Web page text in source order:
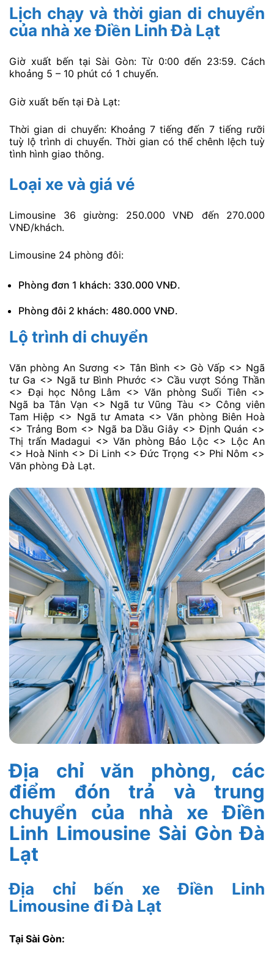
Lịch chạy và thời gian di chuyển
của nhà xe Điền Linh Đà Lạt
Giờ xuất bến tại Sài Gòn: Từ 0:00 đến 23:59. Cách
khoảng 5 – 10 phút có 1 chuyến.
Giờ xuất bến tại Đà Lạt:
Thời gian di chuyển: Khoảng 7 tiếng đến 7 tiếng rưỡi
tuỳ lộ trình di chuyển. Thời gian có thể chênh lệch tuỳ
tình hình giao thông.
Loại xe và giá vé
Limousine 36 giường: 250.000 VNĐ đến 270.000
VNĐ/khách.
Limousine 24 phòng đôi:
Phòng đơn 1 khách: 330.000 VNĐ.
Phòng đôi 2 khách: 480.000 VNĐ.
Lộ trình di chuyển
Văn phòng An Sương <> Tân Bình <> Gò Vấp <> Ngã
tư Ga <> Ngã tư Bình Phước <> Cầu vượt Sóng Thần
<> Đại học Nông Lâm <> Văn phòng Suối Tiên <>
Ngã ba Tân Vạn <> Ngã tư Vũng Tàu <> Công viên
Tam Hiệp <> Ngã tư Amata <> Văn phòng Biên Hoà
<> Trảng Bom <> Ngã ba Dầu Giây <> Định Quán <>
Thị trấn Madagui <> Văn phòng Bảo Lộc <> Lộc An
<> Hoà Ninh <> Di Linh <> Đức Trọng <> Phi Nôm <>
Văn phòng Đà Lạt.
Địa chỉ văn phòng, các
điểm đón trả và trung
chuyển của nhà xe Điền
Linh Limousine Sài Gòn Đà
Lạt
Địa chỉ bến xe Điền Linh
Limousine đi Đà Lạt
Tại Sài Gòn: